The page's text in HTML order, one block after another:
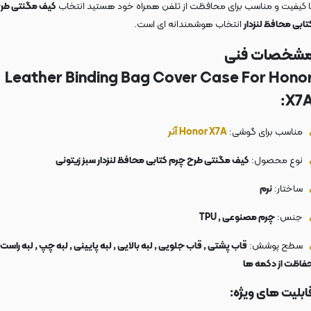
کیفیت و مناسب برای محافظت از تلفن همراه خود هستید انتخاب کیف مگنتی
محافظ لنزدارانتخاب هوشمندانه ای است.
فنی
Leather Binding Bag Cover Case For
مناسب برای گوشی:Honor X7Aآنر
نوع محصول: کیف مگنتی طرح چرم کتابی محافظ لنزدار سبز زیتونی
ساختار:نرم
جنس:چرم مصنوعی , TPU
سطح پوشش: قاب پشتی , قاب جلویی , لبه بالایی , لبه پایینی , لبه چپ , لبه
از دکمه ها
های ویژه: